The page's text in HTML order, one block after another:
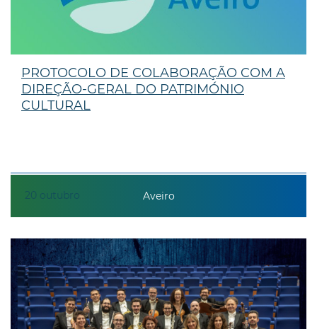
20 outubro
PROTOCOLO DE COLABORAÇÃO COM A
DIREÇÃO-GERAL DO PATRIMÓNIO
CULTURAL
Aveiro